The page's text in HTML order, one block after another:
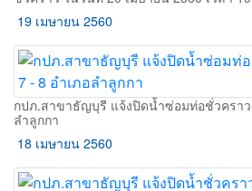
19 เมษายน 2560
กปภ.สาขาธัญบุรี แจ้งปิดน้ำซ่อมท่อชั่วคราว
ลำลูกกา
18 เมษายน 2560